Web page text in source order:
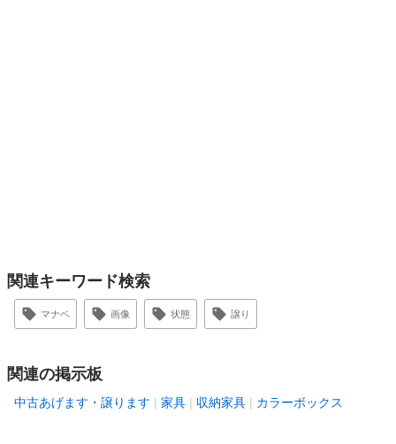
関連キーワード検索
マナベ 画像 状態 譲り
関連の掲示板
中古あげます・譲ります 家具 収納家具 カラーボックス